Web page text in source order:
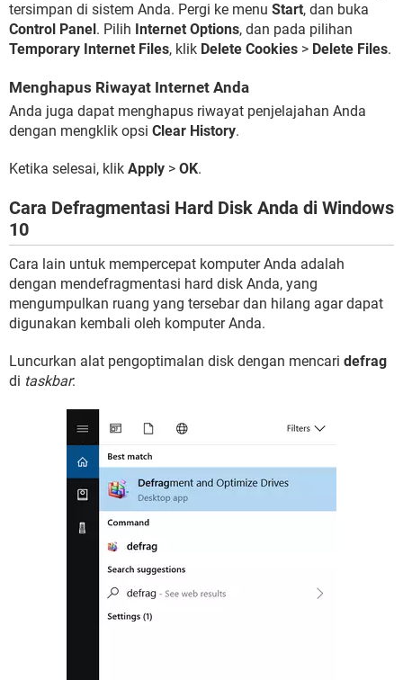
tersimpan di sistem Anda. Pergi ke menu Start, dan buka
Control Panel . Pilih Internet Options, dan pada pilihan
Temporary Internet Files, klik Delete Cookies > Delete Files.
Menghapus Riwayat Internet Anda
Anda juga dapat menghapus riwayat penjelajahan Anda
dengan mengklik opsi Clear History.
Ketika selesai, klik Apply > OK.
Cara Defragmentasi Hard Disk Anda di Windows
10
Cara lain untuk mempercepat komputer Anda adalah
dengan mendefragmentasi hard disk Anda, yang
mengumpulkan ruang yang tersebar dan hilang agar dapat
digunakan kembali oleh komputer Anda.
Luncurkan alat pengoptimalan disk dengan mencari defrag
di taskbar: